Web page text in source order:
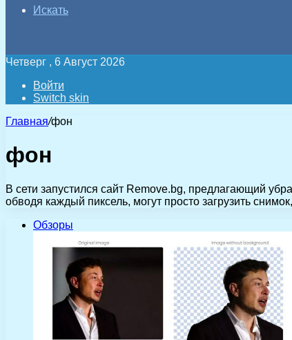
Искать
Четверг , 6 Август 2026
Войти
Switch skin
Главная/фон
фон
В сети запустился сайт Remove.bg, предлагающий
обводя каждый пиксель, могут просто загрузить
Обзоры